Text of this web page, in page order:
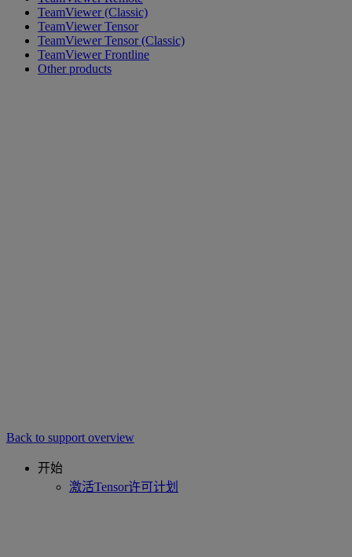
TeamViewer (Classic)
TeamViewer Tensor
TeamViewer Tensor (Classic)
TeamViewer Frontline
Other products
Back to support overview
开始
激活Tensor许可计划